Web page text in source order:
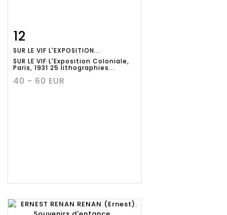
détaillée
12
SUR LE VIF L'EXPOSITION...
SUR LE VIF L'Exposition Coloniale,
Paris, 1931 25 lithographies...
40 - 60 EUR